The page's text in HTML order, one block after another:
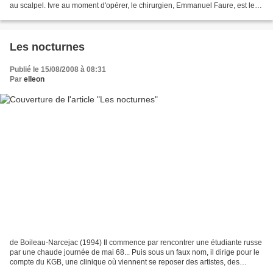
au scalpel. Ivre au moment d'opérer, le chirurgien, Emmanuel Faure, est le
Les nocturnes
Publié le 15/08/2008 à 08:31
Par elleon
de Boileau-Narcejac (1994) Il commence par rencontrer une étudiante russe
par une chaude journée de mai 68... Puis sous un faux nom, il dirige pour le
compte du KGB, une clinique où viennent se reposer des artistes, des